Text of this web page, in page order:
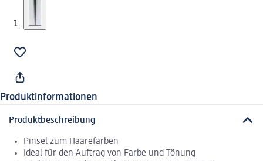
Produktinformationen
Produktbeschreibung
Pinsel zum Haarefärben
Ideal für den Auftrag von Farbe und Tönung